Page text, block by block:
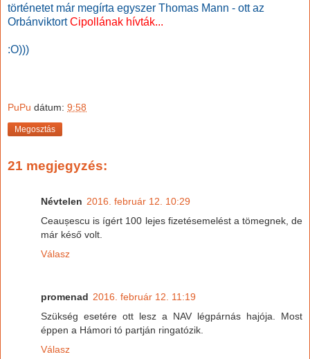
történetet már megírta egyszer Thomas Mann - ott az
Orbánviktort Cipollának hívták...
:O)))
PuPu dátum: 9:58
Megosztás
21 megjegyzés:
Névtelen 2016. február 12. 10:29
Ceaușescu is ígért 100 lejes fizetésemelést a tömegnek, de
már késő volt.
Válasz
promenad 2016. február 12. 11:19
Szükség esetére ott lesz a NAV légpárnás hajója. Most
éppen a Hámori tó partján ringatózik.
Válasz